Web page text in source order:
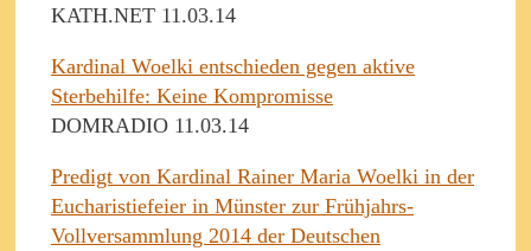
KATH.NET 11.03.14
Kardinal Woelki entschieden gegen aktive
Sterbehilfe: Keine Kompromisse
DOMRADIO 11.03.14
Predigt von Kardinal Rainer Maria Woelki in der
Eucharistiefeier in Münster zur Frühjahrs-
Vollversammlung 2014 der Deutschen